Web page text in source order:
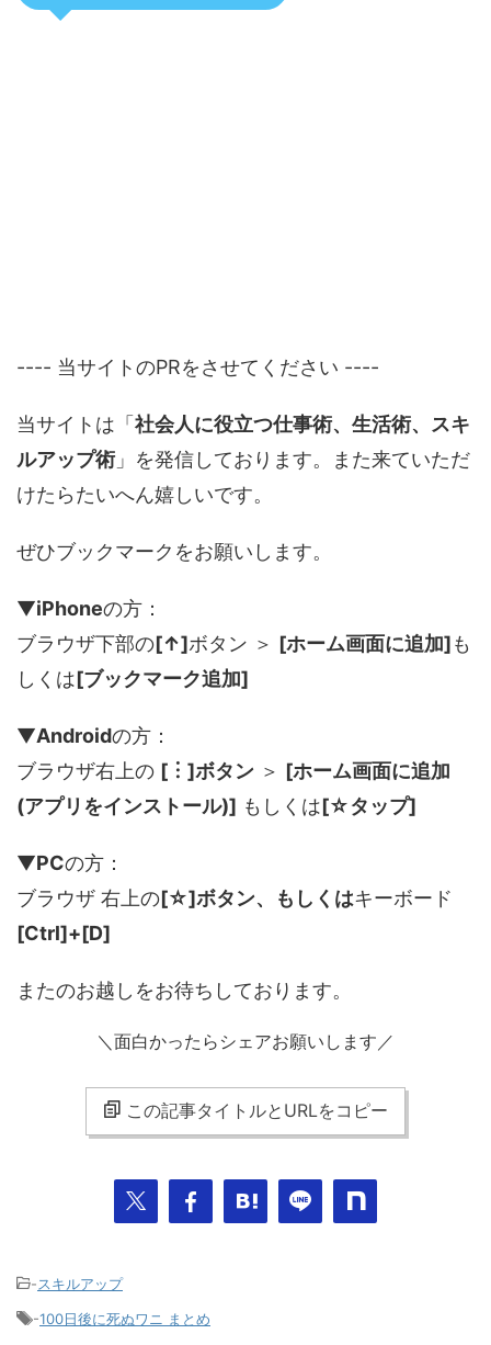
---- 当サイトのPRをさせてください ----
当サイトは「 社会人に役立つ仕事術、生活術、スキ
ルアップ術」を発信しております。また来ていただ
けたらたいへん嬉しいです。
ぜひブックマークをお願いします。
▼iPhoneの方：
ブラウザ下部の[↑]ボタン ＞ [ホーム画面に追加]も
しくは[ブックマーク追加]
▼Androidの方：
ブラウザ右上の [︙]ボタン ＞ [ホーム画面に追加
(アプリをインストール)] もしくは[☆タップ]
▼PCの方：
ブラウザ 右上の[☆]ボタン、もしくはキーボード
[Ctrl]+[D]
またのお越しをお待ちしております。
＼面白かったらシェアお願いします／
この記事タイトルとURLをコピー
-スキルアップ
-100日後に死ぬワニ まとめ